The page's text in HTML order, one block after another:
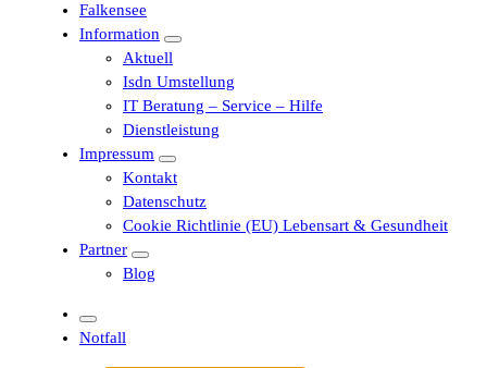
Falkensee
Information
Aktuell
Isdn Umstellung
IT Beratung – Service – Hilfe
Dienstleistung
Impressum
Kontakt
Datenschutz
Cookie Richtlinie (EU) Lebensart & Gesundheit
Partner
Blog
Notfall